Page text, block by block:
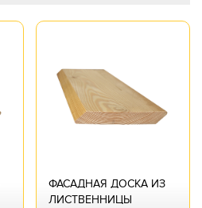
лиственницы
ФАСАДНАЯ ДОСКА ИЗ
ЛИСТВЕННИЦЫ